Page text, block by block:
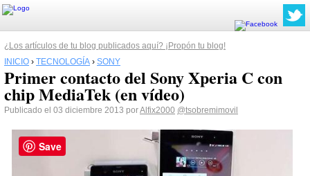
¿Los artículos de tu blog publicados aquí? ¡Propón tu blog!
INICIO › TECNOLOGÍA › SONY
Primer contacto del Sony Xperia C con
chip MediaTek (en vídeo)
Publicado el 03 diciembre 2013 porAlfix2000 @tsobremimovil
Save